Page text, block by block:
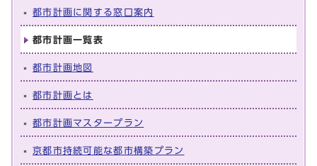
都市計画に関する窓口案内
都市計画一覧表
都市計画地図
都市計画とは
都市計画マスタープラン
京都市持続可能な都市構築プラン